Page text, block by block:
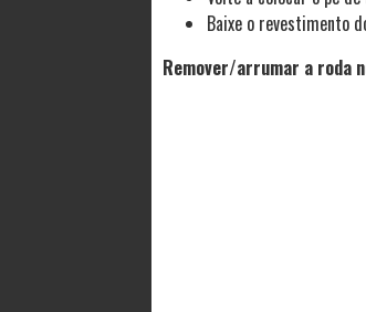
Baixe o revestimento
Remover/arrumar a roda